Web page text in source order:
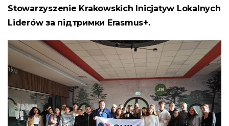
Stowarzyszenie Krakowskich Inicjatyw Lokalnych
Liderów за підтримки Erasmus+.